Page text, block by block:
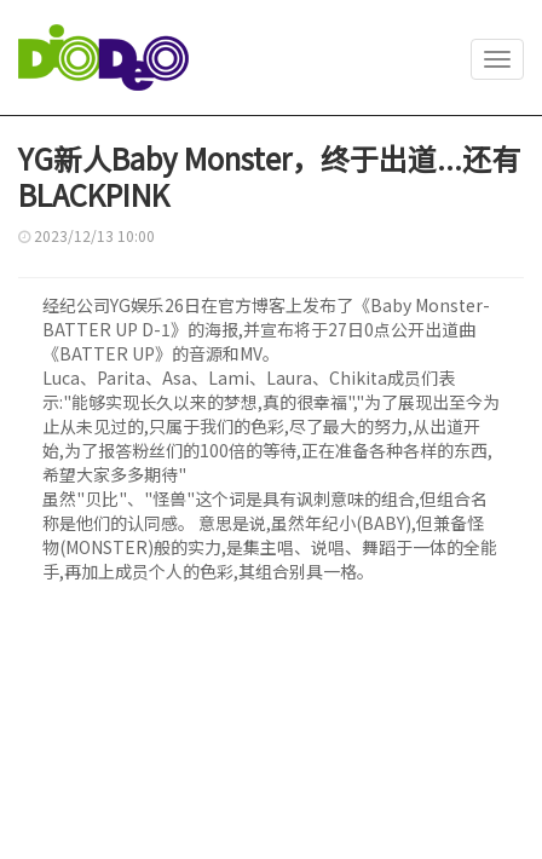
YG新人Baby Monster，终于出道...还有
BLACKPINK
2023/12/13 10:00
经纪公司YG娱乐26日在官方博客上发布了《Baby Monster-
BATTER UP D-1》的海报,并宣布将于27日0点公开出道曲
《BATTER UP》的音源和MV。
Luca、Parita、Asa、Lami、Laura、Chikita成员们表
示:"能够实现长久以来的梦想,真的很幸福","为了展现出至今为
止从未见过的,只属于我们的色彩,尽了最大的努力,从出道开
始,为了报答粉丝们的100倍的等待,正在准备各种各样的东西,
希望大家多多期待"
虽然"贝比"、"怪兽"这个词是具有讽刺意味的组合,但组合名
称是他们的认同感。 意思是说,虽然年纪小(BABY),但兼备怪
物(MONSTER)般的实力,是集主唱、说唱、舞蹈于一体的全能
手,再加上成员个人的色彩,其组合别具一格。